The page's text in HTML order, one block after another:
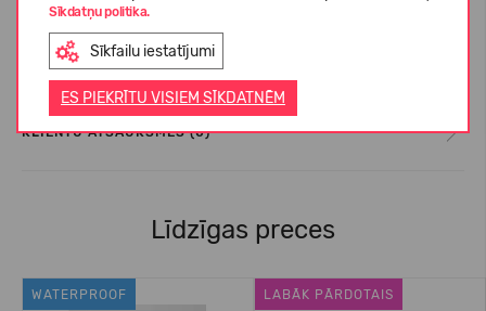
Sīkdatņu politika.
Sīkfailu iestatījumi
ES PIEKRĪTU VISIEM SĪKDATNĒM
PAR REIMA
KLIENTU ATSAUKSMES (0)
Līdzīgas preces
WATERPROOF LABĀK PĀRDOTAIS